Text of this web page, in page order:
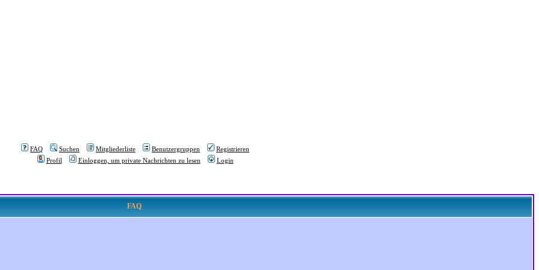
FAQ Suchen Mitgliederliste Benutzergruppen
Registrieren
Profil
Einloggen, um private Nachrichten zu lesen Login
FAQ